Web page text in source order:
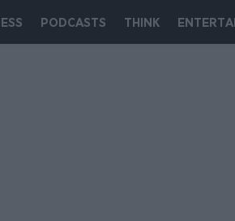
PODCASTS THINK